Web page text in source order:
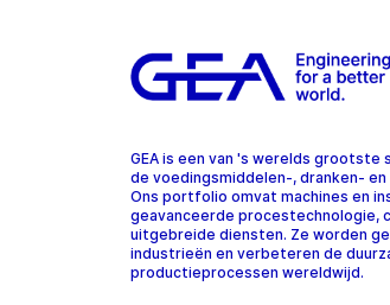
GEA is een van 's werelds
de voedingsmiddelen-, dranken-
Ons portfolio omvat machines en
geavanceerde procestechnologie,
uitgebreide diensten. Ze worden
industrieën en verbeteren de
productieprocessen wereldwijd.